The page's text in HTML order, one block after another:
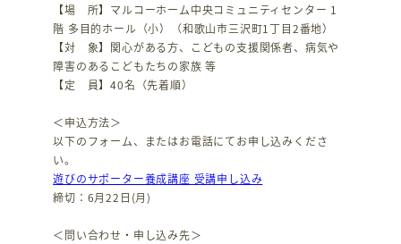
【場 所】マルコーホーム中央コミュニティセンター 1
階 多目的ホール（小）（和歌山市三沢町1丁目2番地）
【対 象】関心がある方、こどもの支援関係者、病気や
障害のあるこどもたちの家族 等
【定 員】40名（先着順）
＜申込方法＞
以下のフォーム、またはお電話にてお申し込みくださ
い。
遊びのサポーター養成講座 受講申し込み
締切：6月22日(月)
＜問い合わせ・申し込み先＞